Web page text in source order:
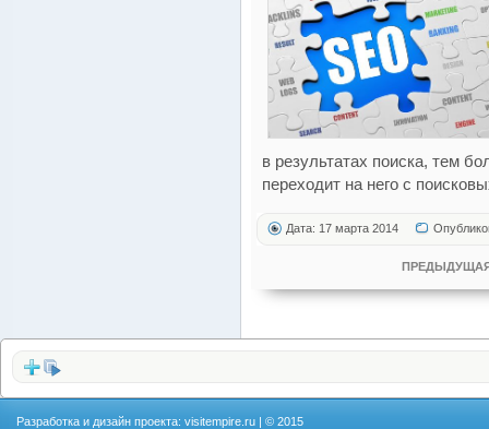
в результатах поиска, тем
переходит на него с
Дата: 17 марта 2014
Разработка и дизайн проекта: visitempire.ru | © 2015